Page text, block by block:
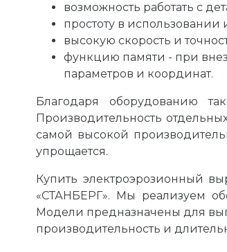
возможность работать с
простоту в
высокую скорость и
функцию памяти - при
параметров и координат.
Благодаря оборудованию
Производительность
самой высокой
упрощается.
Купить электроэрозионный
«СТАНБЕРГ». Мы реализуем
Модели предназначены для
производительность и